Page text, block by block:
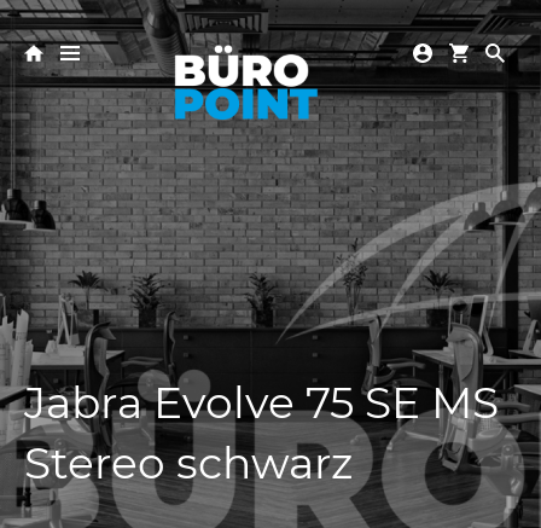
Jabra Evolve 75 SE MS
Stereo schwarz